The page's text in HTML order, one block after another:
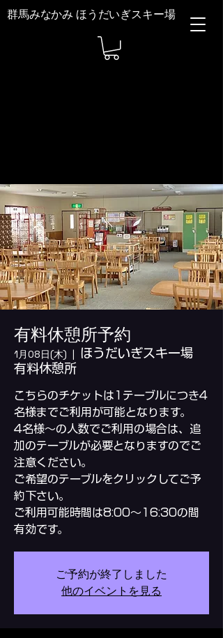
群馬みなかみ ほうだいぎスキー場
有料休憩所予約
1月08日(木)
  |
ほうだいぎスキー場
有料休憩所
こちらのチケットは1テーブルにつき4
名様までご利用が可能となります。
4名様～の人数でご利用の場合は、追
加のテーブルが必要となりますのでご
注意ください。
ご希望のテーブルをクリックしてご予
約下さい。
ご利用可能時間は8:00～16:30の間
ご予約が終了しました
他のイベントを見る